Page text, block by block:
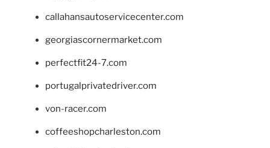
callahansautoservicecenter.com
georgiascornermarket.com
perfectfit24-7.com
portugalprivatedriver.com
von-racer.com
coffeeshopcharleston.com